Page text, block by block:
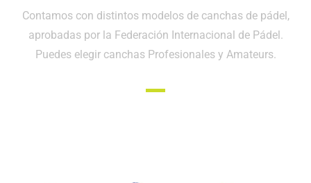
Contamos con distintos modelos de canchas de pádel,
aprobadas por la Federación Internacional de Pádel.
Puedes elegir canchas Profesionales y Amateurs.